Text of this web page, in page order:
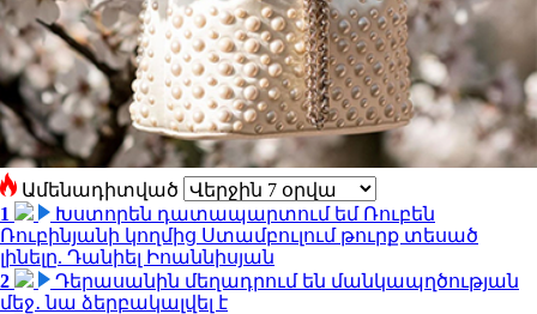
Ամենադիտված
1
Խստորեն դատապարտում եմ Ռուբեն
Ռուբինյանի կողմից Ստամբուլում թուրք տեսած
լինելը. Դանիել Իոաննիսյան
2
Դերասանին մեղադրում են մանկապղծության
մեջ․ նա ձերբակալվել է